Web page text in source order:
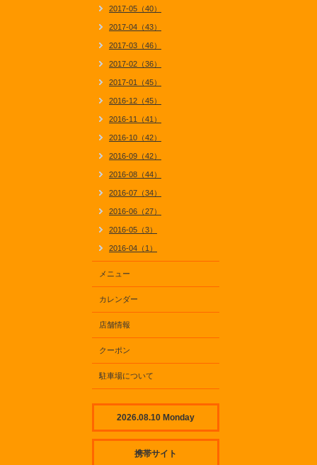
2017-05（40）
2017-04（43）
2017-03（46）
2017-02（36）
2017-01（45）
2016-12（45）
2016-11（41）
2016-10（42）
2016-09（42）
2016-08（44）
2016-07（34）
2016-06（27）
2016-05（3）
2016-04（1）
メニュー
カレンダー
店舗情報
クーポン
駐車場について
2026.08.10 Monday
携帯サイト